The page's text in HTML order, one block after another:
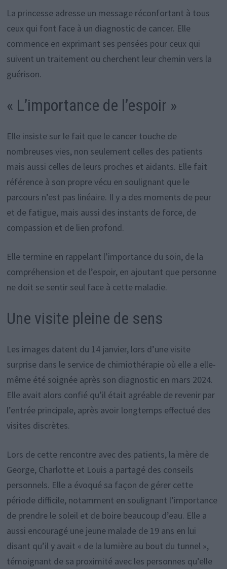
La princesse adresse un message réconfortant à tous
ceux qui font face à un diagnostic de cancer. Elle
commence en exprimant ses pensées pour ceux qui
suivent un traitement ou cherchent leur chemin vers la
guérison.
« L’importance de l’espoir »
Elle insiste sur le fait que le cancer touche de
nombreuses vies, non seulement celles des patients
mais aussi celles de leurs proches et aidants. Elle fait
référence à son propre vécu en soulignant que le
parcours n’est pas linéaire. Il y a des moments de peur
et de fatigue, mais aussi des instants de force, de
compassion et de lien profond.
Elle termine en rappelant l’importance du soin, de la
compréhension et de l’espoir, en ajoutant que personne
ne doit se sentir seul face à cette maladie.
Une visite pleine de sens
Les images datent du 14 janvier, lors d’une visite
surprise dans le service de chimiothérapie où elle a elle-
même été soignée après son diagnostic en mars 2024.
Elle avait alors confié qu’il était agréable de revenir par
l’entrée principale, après avoir longtemps effectué des
visites discrètes.
Lors de cette rencontre avec des patients, la mère de
George, Charlotte et Louis a partagé des conseils
personnels. Elle a évoqué sa façon de gérer cette
période difficile, notamment en soulignant l’importance
de prendre le soleil et de boire beaucoup d’eau. Elle a
aussi encouragé une jeune malade de 19 ans en lui
disant qu’il y avait « de la lumière au bout du tunnel »,
témoignant de sa proximité avec les personnes qu’elle